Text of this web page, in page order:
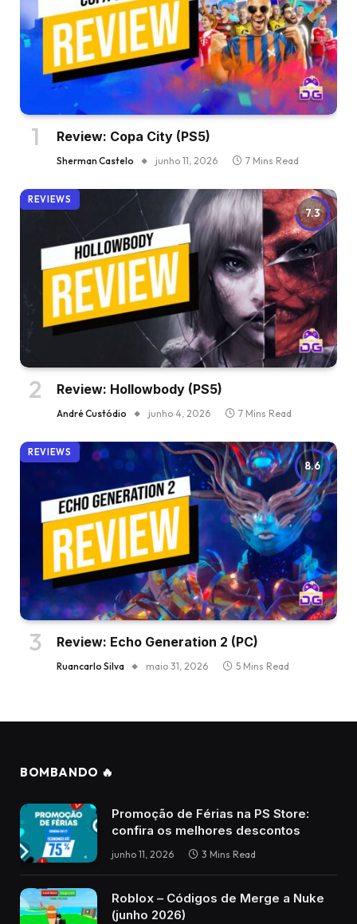
Review: Copa City (PS5)
Sherman Castelo junho 11, 2026 7 Mins Read
7.3
REVIEWS
Review: Hollowbody (PS5)
André Custódio junho 4, 2026 7 Mins Read
8.6
REVIEWS
Review: Echo Generation 2 (PC)
Ruancarlo Silva maio 31, 2026 5 Mins Read
BOMBANDO 🔥
Promoção de Férias na PS Store:
confira os melhores descontos
junho 11, 2026 3 Mins Read
Roblox – Códigos de Merge a Nuke
(junho 2026)